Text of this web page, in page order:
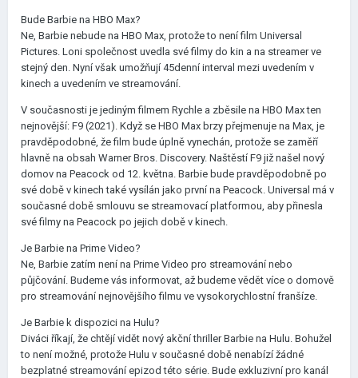
Bude Barbie na HBO Max?
Ne, Barbie nebude na HBO Max, protože to není film Universal
Pictures. Loni společnost uvedla své filmy do kin a na streamer ve
stejný den. Nyní však umožňují 45denní interval mezi uvedením v
kinech a uvedením ve streamování.
V současnosti je jediným filmem Rychle a zběsile na HBO Max ten
nejnovější: F9 (2021). Když se HBO Max brzy přejmenuje na Max, je
pravděpodobné, že film bude úplně vynechán, protože se zaměří
hlavně na obsah Warner Bros. Discovery. Naštěstí F9 již našel nový
domov na Peacock od 12. května. Barbie bude pravděpodobně po
své době v kinech také vysílán jako první na Peacock. Universal má v
současné době smlouvu se streamovací platformou, aby přinesla
své filmy na Peacock po jejich době v kinech.
Je Barbie na Prime Video?
Ne, Barbie zatím není na Prime Video pro streamování nebo
půjčování. Budeme vás informovat, až budeme vědět více o domově
pro streamování nejnovějšího filmu ve vysokorychlostní franšíze.
Je Barbie k dispozici na Hulu?
Diváci říkají, že chtějí vidět nový akční thriller Barbie na Hulu. Bohužel
to není možné, protože Hulu v současné době nenabízí žádné
bezplatné streamování epizod této série. Bude exkluzivní pro kanál